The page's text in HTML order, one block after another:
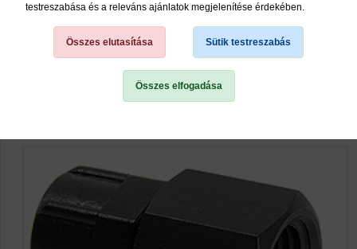
testreszabása és a releváns ajánlatok megjelenítése érdekében.
Összes elutasítása Sütik testreszabás
Összes elfogadása
KÉZISZERSZÁMOK
HAJTÁSTECHNIKA
Tömlő/cső csatlakozók